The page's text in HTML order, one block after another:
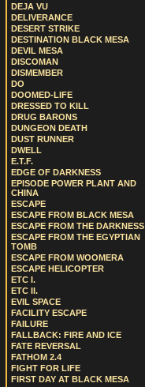
DEJA VU
DELIVERANCE
DESERT STRIKE
DESTINATION BLACK MESA
DEVIL MESA
DISCOMAN
DISMEMBER
DO
DOOMED-LIFE
DRESSED TO KILL
DRUG BARONS
DUNGEON DEATH
DUST RUNNER
DWELL
E.T.F.
EDGE OF DARKNESS
EPISODE POWER PLANT AND
CHINA
ESCAPE
ESCAPE FROM BLACK MESA
ESCAPE FROM THE DARKNESS
ESCAPE FROM THE EGYPTIAN
TOMB
ESCAPE FROM WOOMERA
ESCAPE HELICOPTER
ETC I.
ETC II.
EVIL SPACE
FACILITY ESCAPE
FAILURE
FALLBACK: FIRE AND ICE
FATE REVERSAL
FATHOM 2.4
FIGHT FOR LIFE
FIRST DAY AT BLACK MESA